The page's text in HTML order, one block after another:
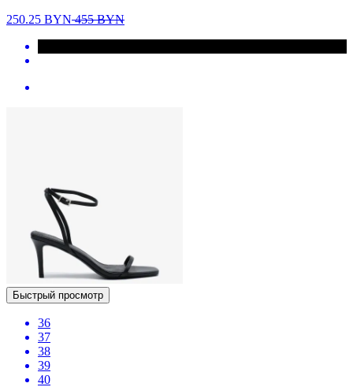
250.25 BYN455BYN
Быстрый просмотр
36
37
38
39
40